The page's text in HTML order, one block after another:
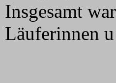
Insgesamt
Läuferinnen